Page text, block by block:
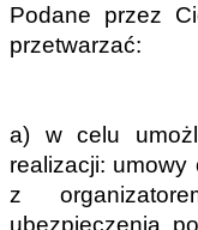
Podane przez
przetwarzać:
a) w celu
realizacji: umowy
z
ubezpieczenia